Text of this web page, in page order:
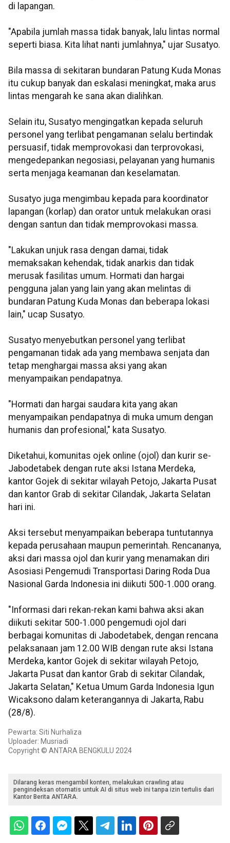
di lapangan.
"Apabila jumlah massa tidak banyak, lalu lintas normal
seperti biasa. Kita lihat nanti jumlahnya," ujar Susatyo.
Bila massa di sekitaran bundaran Patung Kuda Monas
itu cukup banyak dan eskalasi meningkat, maka arus
lintas mengarah ke sana akan dialihkan.
Selain itu, Susatyo mengingatkan kepada seluruh
personel yang terlibat pengamanan selalu bertindak
persuasif, tidak memprovokasi dan terprovokasi,
mengedepankan negosiasi, pelayanan yang humanis
serta menjaga keamanan dan keselamatan.
Susatyo juga mengimbau kepada para koordinator
lapangan (korlap) dan orator untuk melakukan orasi
dengan santun dan tidak memprovokasi massa.
"Lakukan unjuk rasa dengan damai, tidak
memaksakan kehendak, tidak anarkis dan tidak
merusak fasilitas umum. Hormati dan hargai
pengguna jalan yang lain yang akan melintas di
bundaran Patung Kuda Monas dan beberapa lokasi
lain," ucap Susatyo.
Susatyo menyebutkan personel yang terlibat
pengamanan tidak ada yang membawa senjata dan
tetap menghargai massa aksi yang akan
menyampaikan pendapatnya.
"Hormati dan hargai saudara kita yang akan
menyampaikan pendapatnya di muka umum dengan
humanis dan profesional," kata Susatyo.
Diketahui, komunitas ojek online (ojol) dan kurir se-
Jabodetabek dengan rute aksi Istana Merdeka,
kantor Gojek di sekitar wilayah Petojo, Jakarta Pusat
dan kantor Grab di sekitar Cilandak, Jakarta Selatan
hari ini.
Aksi tersebut menyampaikan beberapa tuntutannya
kepada perusahaan maupun pemerintah. Rencananya,
aksi dari massa ojol dan kurir yang menamakan diri
Asosiasi Pengemudi Transportasi Daring Roda Dua
Nasional Garda Indonesia ini diikuti 500-1.000 orang.
"Informasi dari rekan-rekan kami bahwa aksi akan
diikuti sekitar 500-1.000 pengemudi ojol dari
berbagai komunitas di Jabodetabek, dengan rencana
pelaksanaan jam 12.00 WIB dengan rute aksi Istana
Merdeka, kantor Gojek di sekitar wilayah Petojo,
Jakarta Pusat dan kantor Grab di sekitar Cilandak,
Jakarta Selatan," Ketua Umum Garda Indonesia Igun
Wicaksono dalam keterangannya di Jakarta, Rabu
(28/8).
Pewarta: Siti Nurhaliza
Uploader: Musriadi
Copyright © ANTARA BENGKULU 2024
Dilarang keras mengambil konten, melakukan crawling atau
pengindeksan otomatis untuk AI di situs web ini tanpa izin tertulis dari
Kantor Berita ANTARA.